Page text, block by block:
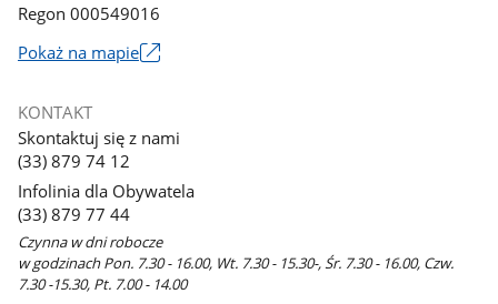
Regon 000549016
Pokaż na mapieLink
nowym
KONTAKT
Skontaktuj się z nami
(33) 879 74 12
Infolinia dla Obywatela
(33) 879 77 44
Czynna w dni robocze
w godzinach Pon. 7.30 - 16.00, Wt. 7.30 - 15.30-, Śr. 7.30 - 16.00, Czw.
7.30 -15.30, Pt. 7.00 - 14.00